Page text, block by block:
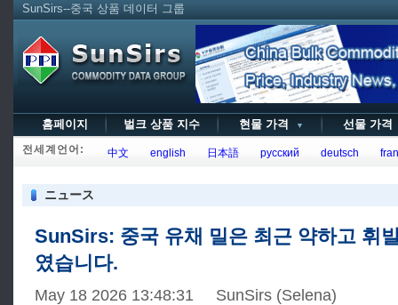
SunSirs--중국 상품 데이터 그룹
홈페이지 벌크 상품 지수 현물 가격 ▼ 선물 가
전세계언어: 中文 english 日本語 русский deutsch
ニュース
SunSirs: 중국 유채 밀은 최근 약하고 휘
였습니다.
May 18 2026 13:48:31 SunSirs (Selena)